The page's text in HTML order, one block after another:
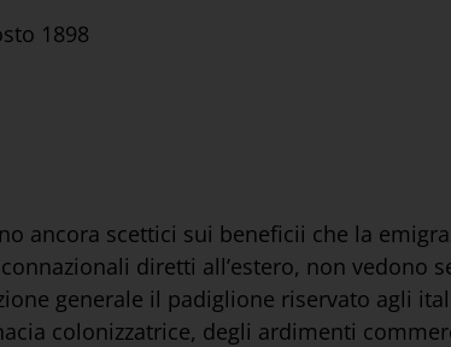
1898
ancora scettici sui beneficii che la
diretti all’estero, non vedono
generale il padiglione riservato agli
colonizzatrice, degli ardimenti